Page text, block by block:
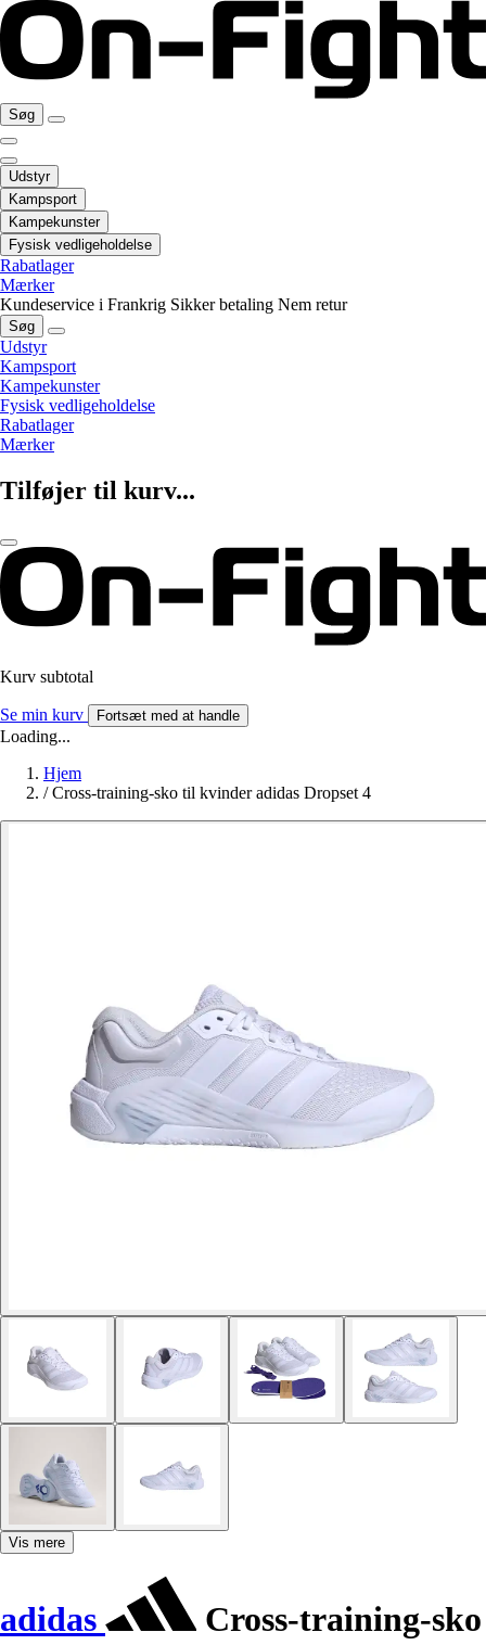
Søg
Udstyr
Kampsport
Kampekunster
Fysisk vedligeholdelse
Rabatlager
Mærker
Kundeservice i Frankrig Sikker betaling Nem retur
Søg
Udstyr
Kampsport
Kampekunster
Fysisk vedligeholdelse
Rabatlager
Mærker
Tilføjer til kurv...
Kurv subtotal
Se min kurv Fortsæt med at handle
Loading...
Hjem
/ Cross-training-sko til kvinder adidas Dropset 4
Vis mere
adidas
Cross-training-sko